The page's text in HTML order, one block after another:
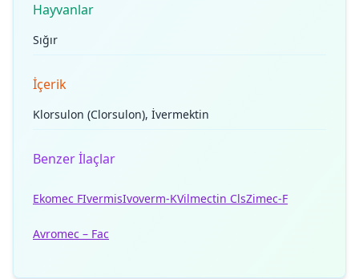
Hayvanlar
Sığır
İçerik
Klorsulon (Clorsulon), İvermektin
Benzer İlaçlar
Ekomec FIvermisIvoverm-KVilmectin ClsZimec-F
Avromec – Fac